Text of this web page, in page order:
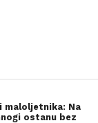
maloljetnika: Na
ostanu bez